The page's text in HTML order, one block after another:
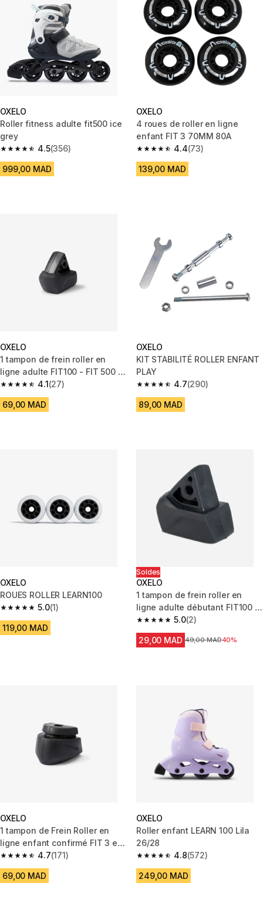
OXELO
Roller fitness adulte fit500 ice
grey
4.5
4.5 out of 5 stars from 356 reviews
(356)
999,00 MAD
OXELO
4 roues de roller en ligne
enfant FIT 3 70MM 80A
4.4
4.4 out of 5 stars from 73
(73)
139,00 MAD
OXELO
1 tampon de frein roller en
ligne adulte FIT100 - FIT 500 -
MF900
4.1
4.1 out of 5 stars from 27 reviews
(27)
69,00 MAD
OXELO
KIT STABILITÉ ROLLER ENFANT
PLAY
4.7
4.7 out of 5 stars from 290
(290)
89,00 MAD
OXELO
ROUES ROLLER LEARN100
5.0
5.0 out of 5 stars from 1 reviews
(1)
119,00 MAD
Soldes
OXELO
1 tampon de frein roller en
ligne adulte débutant FIT100 -
FIT500
5.0
5.0 out of 5 stars from 2
(2)
29,00 MAD Prix avant la réduction
49,00 MAD40%
OXELO
1 tampon de Frein Roller en
ligne enfant confirmé FIT 3 et
FIT 5
4.7
4.7 out of 5 stars from 171 reviews
(171)
69,00 MAD
OXELO
Roller enfant LEARN 100 Lila
26/28
4.8
4.8 out of 5 stars from 572
(572)
249,00 MAD